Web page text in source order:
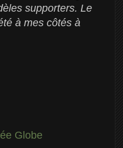
supporters. Le
à mes côtés à
Globe